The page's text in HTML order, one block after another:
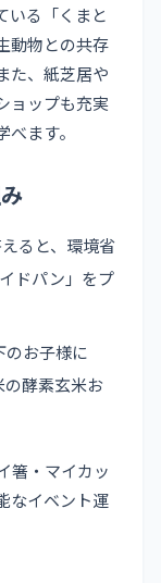
いる「くまと
動物との共存
た、紙芝居や
ョップも充実
ます。
ると、環境省
ドパン」をプ
のお子様に
の酵素玄米お
箸・マイカッ
なイベント運